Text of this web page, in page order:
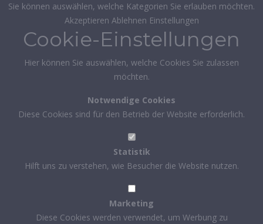
Sie können auswählen, welche Kategorien Sie erlauben möchten.
Akzeptieren Ablehnen Einstellungen
Cookie-Einstellungen
Hier können Sie auswählen, welche Cookies Sie zulassen
möchten.
Notwendige Cookies
Diese Cookies sind für den Betrieb der Website erforderlich.
Statistik
Hilft uns zu verstehen, wie Besucher die Website nutzen.
Marketing
Diese Cookies werden verwendet, um Werbung zu